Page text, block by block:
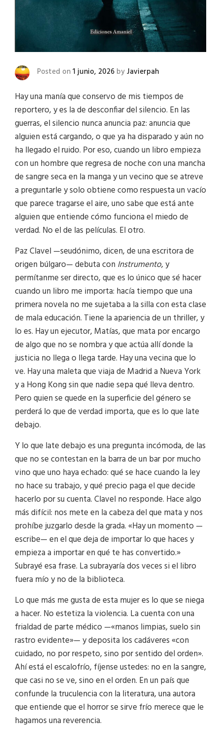
Posted on1 junio, 2026 byJavierpah
Hay una manía que conservo de mis tiempos de
reportero, y es la de desconfiar del silencio. En las
guerras, el silencio nunca anuncia paz: anuncia que
alguien está cargando, o que ya ha disparado y aún no
ha llegado el ruido. Por eso, cuando un libro empieza
con un hombre que regresa de noche con una mancha
de sangre seca en la manga y un vecino que se atreve
a preguntarle y solo obtiene como respuesta un vacío
que parece tragarse el aire, uno sabe que está ante
alguien que entiende cómo funciona el miedo de
verdad. No el de las películas. El otro.
Paz Clavel —seudónimo, dicen, de una escritora de
origen búlgaro— debuta con Instrumento, y
permítanme ser directo, que es lo único que sé hacer
cuando un libro me importa: hacía tiempo que una
primera novela no me sujetaba a la silla con esta clase
de mala educación. Tiene la apariencia de un thriller, y
lo es. Hay un ejecutor, Matías, que mata por encargo
de algo que no se nombra y que actúa allí donde la
justicia no llega o llega tarde. Hay una vecina que lo
ve. Hay una maleta que viaja de Madrid a Nueva York
y a Hong Kong sin que nadie sepa qué lleva dentro.
Pero quien se quede en la superficie del género se
perderá lo que de verdad importa, que es lo que late
debajo.
Y lo que late debajo es una pregunta incómoda, de las
que no se contestan en la barra de un bar por mucho
vino que uno haya echado: qué se hace cuando la ley
no hace su trabajo, y qué precio paga el que decide
hacerlo por su cuenta. Clavel no responde. Hace algo
más difícil: nos mete en la cabeza del que mata y nos
prohíbe juzgarlo desde la grada. «Hay un momento —
escribe— en el que deja de importar lo que haces y
empieza a importar en qué te has convertido.»
Subrayé esa frase. La subrayaría dos veces si el libro
fuera mío y no de la biblioteca.
Lo que más me gusta de esta mujer es lo que se niega
a hacer. No estetiza la violencia. La cuenta con una
frialdad de parte médico —«manos limpias, suelo sin
rastro evidente»— y deposita los cadáveres «con
cuidado, no por respeto, sino por sentido del orden».
Ahí está el escalofrío, fíjense ustedes: no en la sangre,
que casi no se ve, sino en el orden. En un país que
confunde la truculencia con la literatura, una autora
que entiende que el horror se sirve frío merece que le
hagamos una reverencia.